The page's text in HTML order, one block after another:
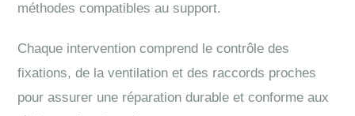
méthodes compatibles au support.
Chaque intervention comprend le contrôle des
fixations, de la ventilation et des raccords proches
pour assurer une réparation durable et conforme aux